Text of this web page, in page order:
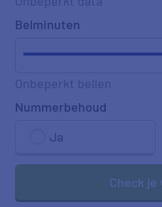
Belminuten
Onbeperkt bellen
Nummerbehoud
Ja
Check je